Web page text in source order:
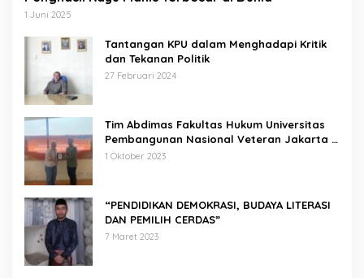
1 Juni 2025
Tantangan KPU dalam Menghadapi Kritik
dan Tekanan Politik
27 Februari 2024
Tim Abdimas Fakultas Hukum Universitas
Pembangunan Nasional Veteran Jakarta
Melakukan Pendampingan dan
1 Oktober 2023
“PENDIDIKAN DEMOKRASI, BUDAYA LITERASI
DAN PEMILIH CERDAS”
7 Maret 2023